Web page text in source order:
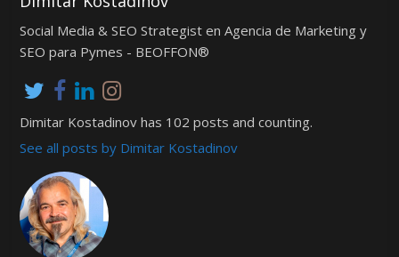
Social Media & SEO Strategist en Agencia de Marketing y
SEO para Pymes - BEOFFON®
Dimitar Kostadinov has 102 posts and counting.
See all posts by Dimitar Kostadinov